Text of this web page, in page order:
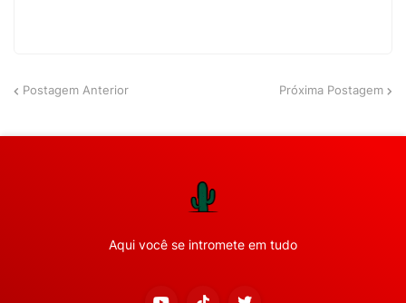
Postagem Anterior Próxima Postagem
Aqui você se intromete em tudo